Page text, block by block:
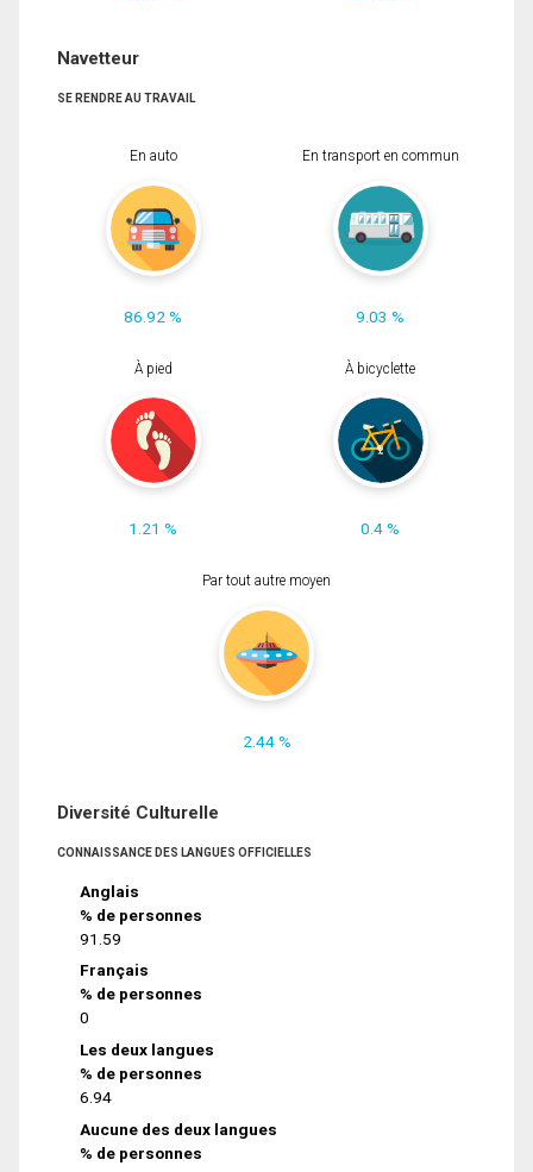
Navetteur
SE RENDRE AU TRAVAIL
En auto
86.92 %
En transport en commun
9.03 %
À pied
1.21 %
À bicyclette
0.4 %
Par tout autre moyen
2.44 %
Diversité Culturelle
CONNAISSANCE DES LANGUES OFFICIELLES
Anglais
% de personnes
91.59
Français
% de personnes
0
Les deux langues
% de personnes
6.94
Aucune des deux langues
% de personnes